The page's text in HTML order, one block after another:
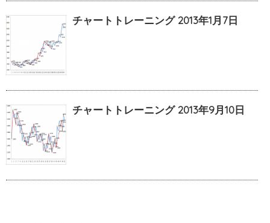
チャートトレーニング 2013年1月7日
チャートトレーニング 2013年9月10日